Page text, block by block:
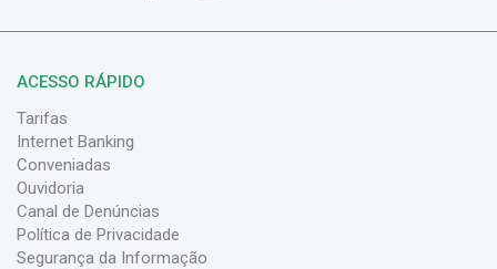
ACESSO RÁPIDO
Tarifas
Internet Banking
Conveniadas
Ouvidoria
Canal de Denúncias
Política de Privacidade
Segurança da Informação